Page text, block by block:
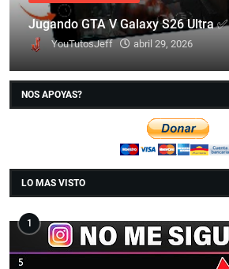
Jugando GTA V Galaxy S26 Ultra ✅
YouTutosJeff abril 29, 2026
NOS APOYAS?
LO MAS VISTO